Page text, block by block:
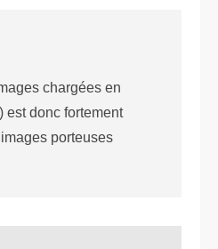
chargées en
est donc fortement
porteuses